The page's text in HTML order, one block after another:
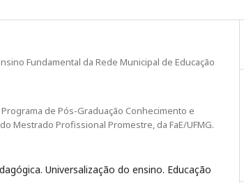
Fundamental da Rede Municipal de Educação
de Pós-Graduação Conhecimento e
Mestrado Profissional Promestre, da FaE/UFMG.
Universalização do ensino. Educação